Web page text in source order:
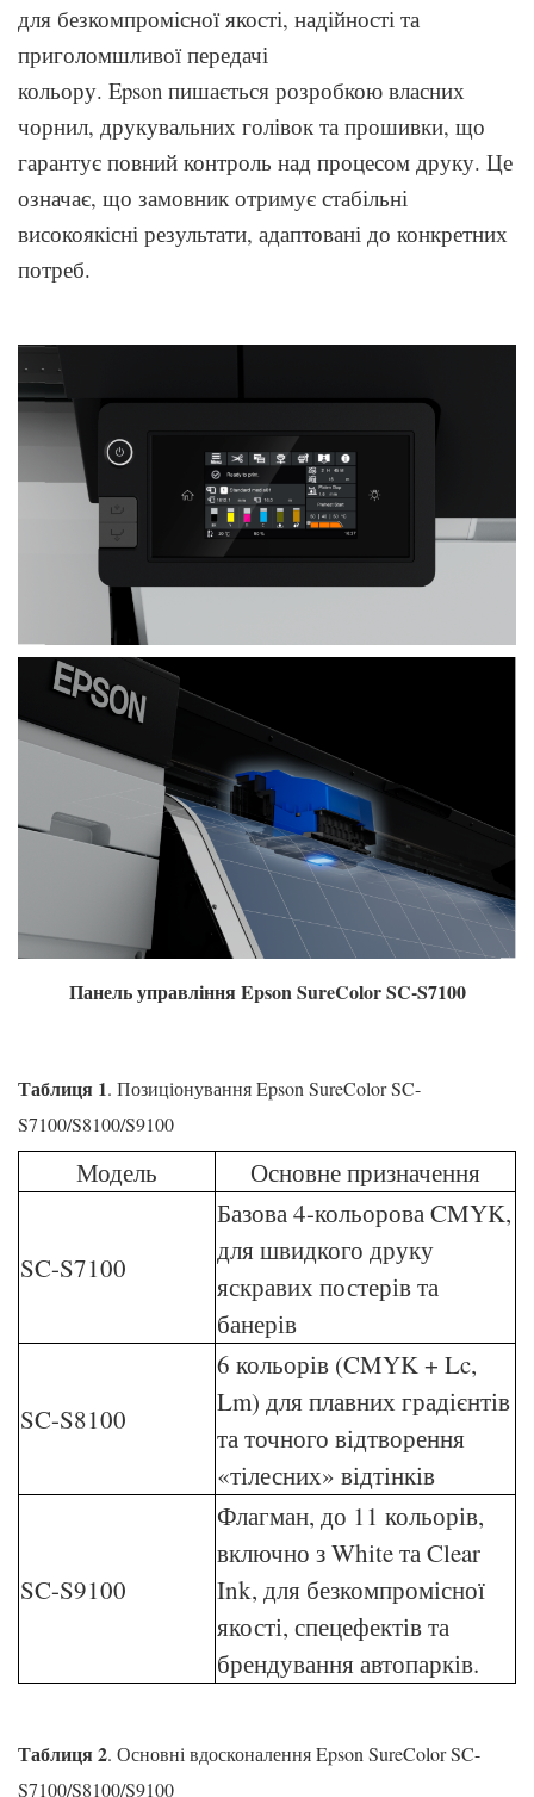
для безкомпромісної якості, надійності та
приголомшливої передачі
кольору. Epson пишається розробкою власних
чорнил, друкувальних голівок та прошивки, що
гарантує повний контроль над процесом друку. Це
означає, що замовник отримує стабільні
високоякісні результати, адаптовані до конкретних
потреб.
Панель управління Epson SureColor SC-S7100
Таблиця 1. Позиціонування Epson SureColor SC-
S7100/S8100/S9100
Модель Основне призначення
SC-S7100
Базова 4-кольорова CMYK,
для швидкого друку
яскравих постерів та
банерів
SC-S8100
6 кольорів (CMYK + Lc,
Lm) для плавних градієнтів
та точного відтворення
«тілесних» відтінків
SC-S9100
Флагман, до 11 кольорів,
включно з White та Clear
Ink, для безкомпромісної
якості, спецефектів та
брендування автопарків.
Таблиця 2. Основні вдосконалення Epson SureColor SC-
S7100/S8100/S9100